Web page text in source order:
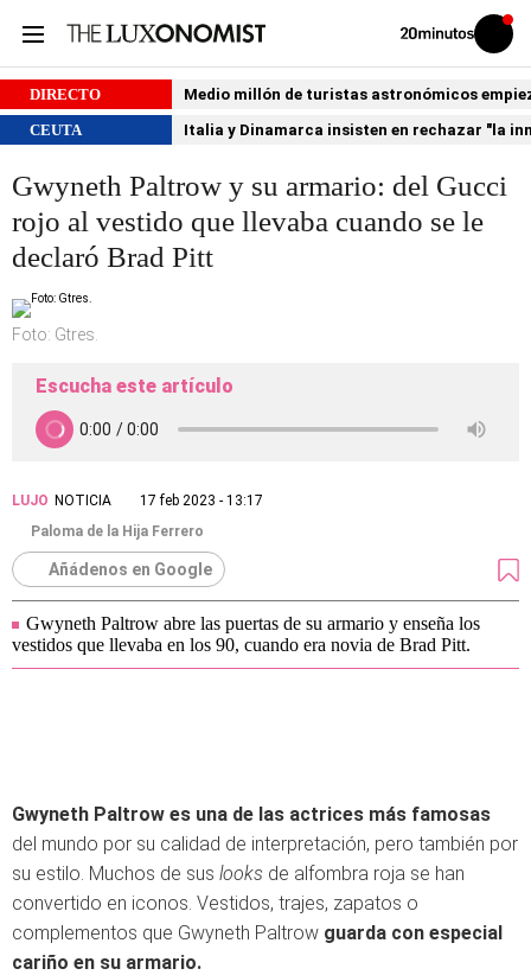
Volver
Iniciar
sesión
DIRECTO
Medio millón de turistas astronómicos
CEUTA
Italia y Dinamarca insisten en rechazar "la
Gwyneth Paltrow y su armario: del Gucci
rojo al vestido que llevaba cuando se le
declaró Brad Pitt
Foto: Gtres.
Escucha este artículo
LUJO NOTICIA
17 feb 2023 - 13:17
Paloma de la Hija Ferrero
Añádenos en Google
Gwyneth Paltrow abre las puertas de su armario y enseña los
vestidos que llevaba en los 90, cuando era novia de Brad Pitt.
Gwyneth Paltrow es una de las actrices más famosas
del mundo por su calidad de interpretación, pero también por
su estilo. Muchos de sus looks de alfombra roja se han
convertido en iconos. Vestidos, trajes, zapatos o
complementos que Gwyneth Paltrow guarda con especial
cariño en su armario.